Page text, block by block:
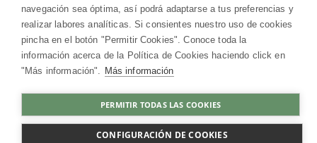
COMPRAR
HerbolarioWeb © 2026. All Rights Reserved
navegación sea óptima, así podrá adaptarse a tus preferencias y
realizar labores analíticas. Si consientes nuestro uso de cookies
pincha en el botón "Permitir Cookies". Conoce toda la
información acerca de la Política de Cookies haciendo click en
"Más información". Más información
PERMITIR TODAS LAS COOKIES
CONFIGURACIÓN DE COOKIES